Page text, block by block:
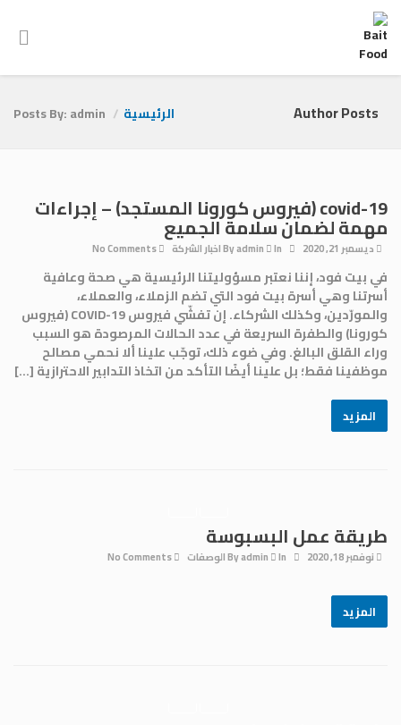
Author Posts الرئيسية Posts By: admin
covid-19 (فيروس كورونا المستجد) – إجراءات
مهمة لضمان سلامة الجميع
ديسمبر 21, 2020 admin In اخبار الشركة
في بيت فود، إننا نعتبر مسؤوليتنا الرئيسية هي صحة وعافية
أسرتنا وهي أسرة بيت فود التي تضم الزملاء، والعملاء،
والمورّدين، وكذلك الشركاء. إن تفشّي فيروس COVID-19 (فيروس
كورونا) والطفرة السريعة في عدد الحالات المرصودة هو السبب
وراء القلق البالغ. وفي ضوء ذلك، توجّب علينا ألا نحمي مصالح
موظفينا فقط؛ بل علينا أيضًا التأكد من اتخاذ التدابير الاحترازية […]
المزيد
طريقة عمل البسبوسة
نوفمبر 18, 2020 admin In الوصفات
المزيد